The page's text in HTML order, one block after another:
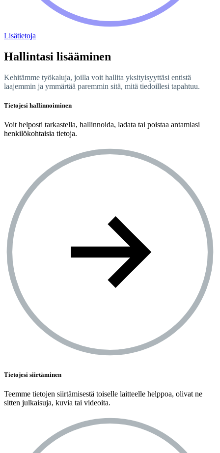
Lisätietoja
Hallintasi lisääminen
Kehitämme työkaluja, joilla voit hallita yksityisyyttäsi entistä
laajemmin ja ymmärtää paremmin sitä, mitä tiedoillesi tapahtuu.
Tietojesi hallinnoiminen
Voit helposti tarkastella, hallinnoida, ladata tai poistaa antamiasi
henkilökohtaisia tietoja.
Tietojesi siirtäminen
Teemme tietojen siirtämisestä toiselle laitteelle helppoa, olivat ne
sitten julkaisuja, kuvia tai videoita.